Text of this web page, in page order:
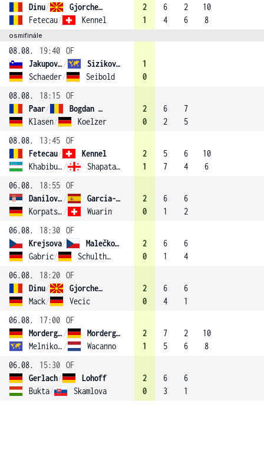
Dinu/
Gjorcheska
Fetecau/ Kennel
2
1
6
4
2
6
10
8
osmifinále
08.08. 19:40 OF
Jakupovic /
Sizikova (1)
Schaeder/ Seibold
1
0
08.08.
18:15 OF
Paar/
Bogdan (3)
Klasen/ Koelzer
2
0
6
2
7
5
08.08.
13:45 OF
Fetecau/
Kennel
Khabibulina / Shapatava (4)
2
1
5
7
6
4
10
6
06.08.
18:55 OF
Danilovic /
Garcia-Perez (2)
Korpatsch / Wuarin
2
0
6
1
6
2
06.08.
18:30 OF
Krejsova/
Malečková
Gabric/ Schultheiss
2
0
6
1
6
4
06.08.
18:20 OF
Dinu/
Gjorcheska
Mack/ Vecic
2
0
6
4
6
1
06.08.
17:00 OF
Morderger /
Morderger
Melnikova / Wacanno
2
1
7
5
2
6
10
8
06.08.
15:30 OF
Gerlach/
Lohoff
Bukta/ Skamlova
2
0
6
3
6
1